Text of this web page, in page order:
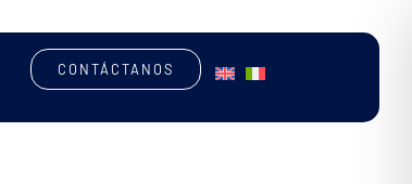
CONTÁCTANOS